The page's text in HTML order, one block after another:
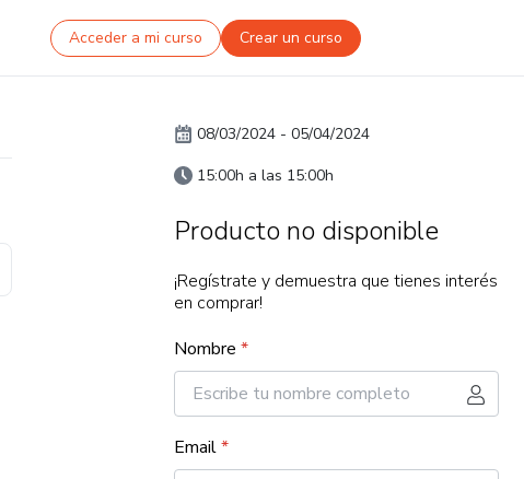
Acceder a mi curso Crear un curso
08/03/2024 - 05/04/2024
15:00h a las 15:00h
Producto no disponible
¡Regístrate y demuestra que tienes interés
en comprar!
Nombre *
Email*